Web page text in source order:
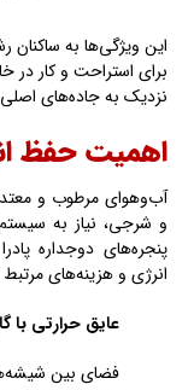
این ویژگی‌ها به
برای استراحت و کار در
نزدیک به جاده‌های اصلی
اهمیت حفظ
آب‌وهوای مرطوب و
و شرجی، نیاز به
پنجره‌های دوجداره
انرژی و هزینه‌های
عایق حرارتی با
فضای بین